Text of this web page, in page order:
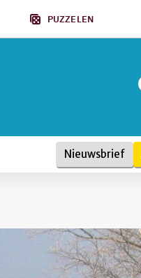
PUZZELEN
Nieuwsbrief